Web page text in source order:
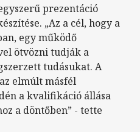
prezentáció
„Az a cél, hogy a
egy működő
ötvözni tudják a
tudásukat. A
elmúlt másfél
a kvalifikáció állása
a döntőben” - tette